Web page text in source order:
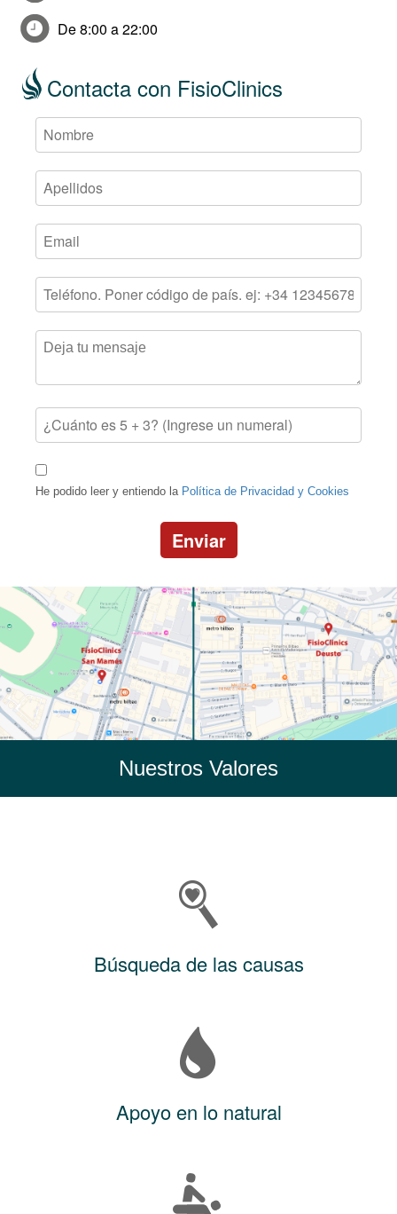
De 8:00 a 22:00
Contacta con FisioClinics
He podido leer y entiendo la Política de Privacidad y Cookies
Enviar
Nuestros Valores
Búsqueda de las causas
Apoyo en lo natural